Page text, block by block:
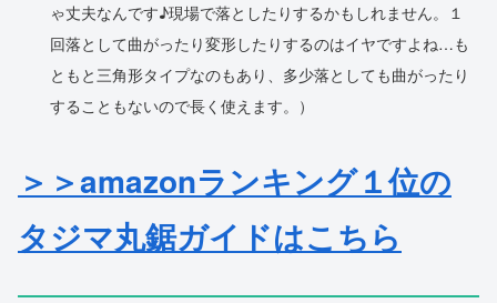
ゃ丈夫なんです♪現場で落としたりするかもしれません。１
回落として曲がったり変形したりするのはイヤですよね…も
ともと三角形タイプなのもあり、多少落としても曲がったり
することもないので長く使えます。）
＞＞amazonランキング１位の
タジマ丸鋸ガイドはこちら